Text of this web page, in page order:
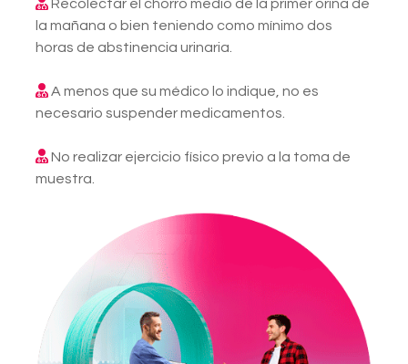
Recolectar el chorro medio de la primer orina de
la mañana o bien teniendo como mínimo dos
horas de abstinencia urinaria.
A menos que su médico lo indique, no es
necesario suspender medicamentos.
No realizar ejercicio físico previo a la toma de
muestra.